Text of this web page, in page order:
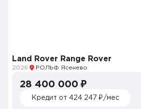
Land Rover Range Rover
2026 РОЛЬФ Ясенево
28 400 000 ₽
Кредит от 424 247 ₽/мес